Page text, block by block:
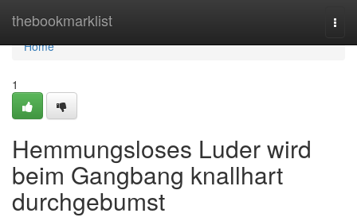
thebookmarklist
Home
Home
1
Hemmungsloses Luder wird
beim Gangbang knallhart
durchgebumst